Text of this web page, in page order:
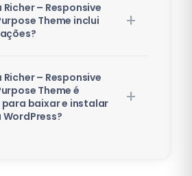
Richer – Responsive
Theme inclui
Richer – Responsive
Theme é
para baixar e instalar
WordPress?